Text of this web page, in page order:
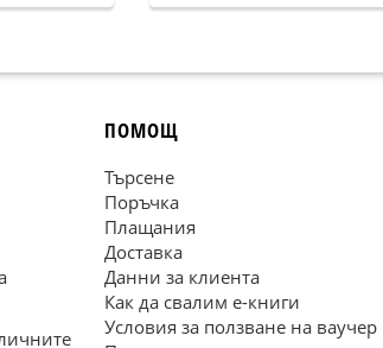
ПОМОЩ
Търсене
Поръчка
Плащания
Доставка
Данни за клиента
Как да свалим е-книги
Условия за ползване на ваучер